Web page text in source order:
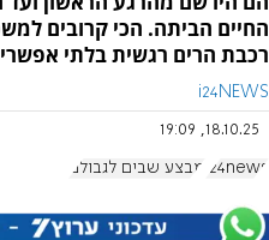
החיים הביתה. הכי קרובים
רכבת הרים רגשית בלתי
i24NEWS
18.10.25, 19:09
i24news מבצע שבים לגבולם